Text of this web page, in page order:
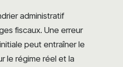
administratif
fiscaux. Une erreur
peut entraîner le
le régime réel et la